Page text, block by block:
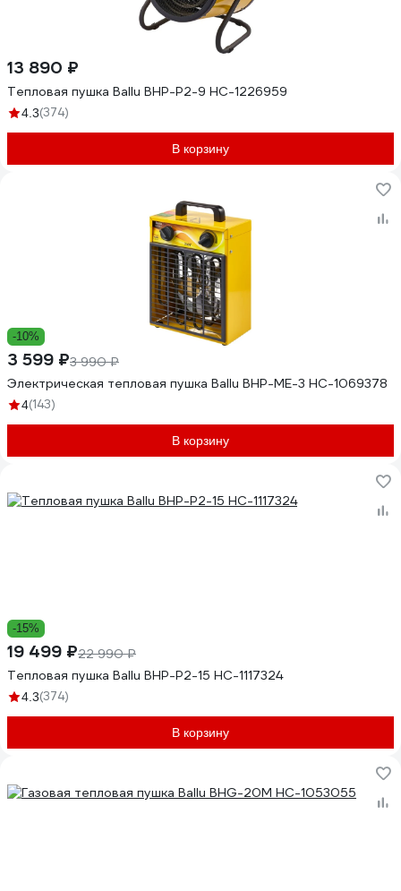
13 890 ₽
Тепловая пушка Ballu BHP-P2-9 НС-1226959
4.3(374)
В корзину
-10%
3 599 ₽3 990 ₽
Электрическая тепловая пушка Ballu BHP-ME-3 НС-1069378
4(143)
В корзину
-15%
19 499 ₽22 990 ₽
Тепловая пушка Ballu BHP-P2-15 НС-1117324
4.3(374)
В корзину